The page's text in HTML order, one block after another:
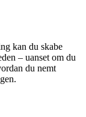
kan du skabe
– uanset om du
du nemt